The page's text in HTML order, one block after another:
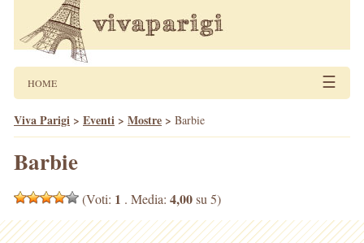
HOME ☰
Viva Parigi > Eventi > Mostre > Barbie
Barbie
(Voti: 1 . Media: 4,00su 5)